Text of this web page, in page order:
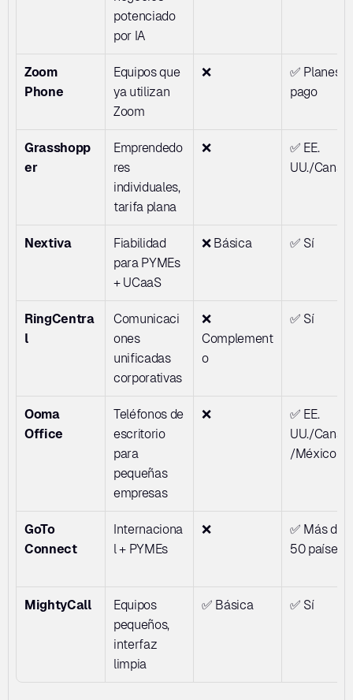
potenciado
por IA
Zoom
Phone
Equipos que
ya utilizan
Zoom
❌
✅ Planes
pago
Grasshopp
er
Emprendedo
res
individuales,
tarifa plana
❌
✅ EE.
UU./
Nextiva
Fiabilidad
para PYMEs
+ UCaaS
❌ Básica ✅ Sí
RingCentra
l
Comunicaci
ones
unificadas
corporativas
❌
Complement
o
✅ Sí
Ooma
Office
Teléfonos de
escritorio
para
pequeñas
empresas
❌
✅ EE.
UU./
/México
GoTo
Connect
Internaciona
l + PYMEs
❌
✅ Más de
50 países
MightyCall
Equipos
pequeños,
interfaz
limpia
✅ Básica ✅ Sí